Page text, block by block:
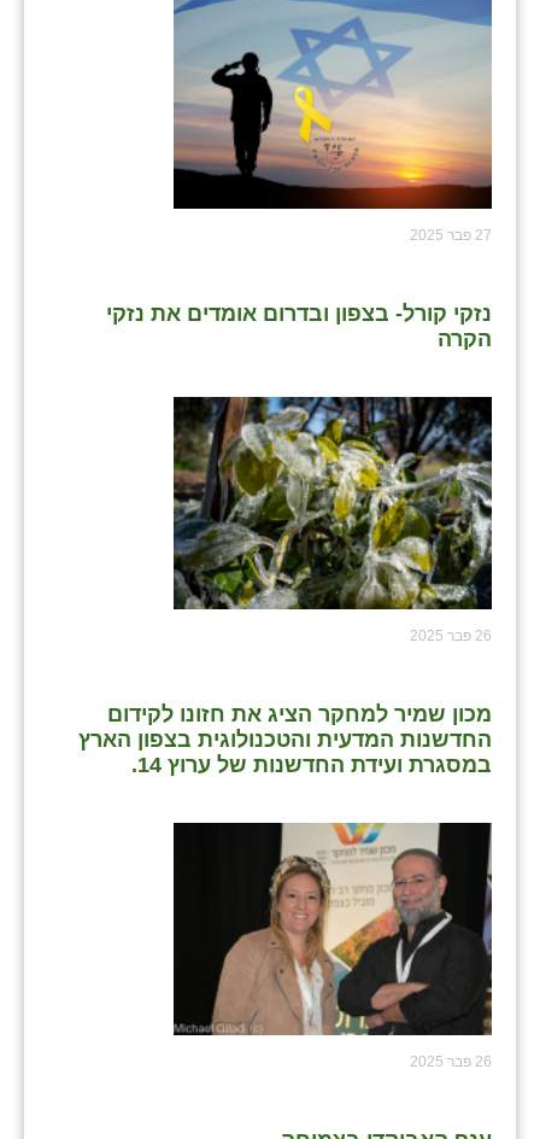
27 פבר 2025
נזקי קורל- בצפון ובדרום אומדים את נזקי
הקרה
26 פבר 2025
מכון שמיר למחקר הציג את חזונו לקידום
החדשנות המדעית והטכנולוגית בצפון הארץ
במסגרת ועידת החדשנות של ערוץ 14.
26 פבר 2025